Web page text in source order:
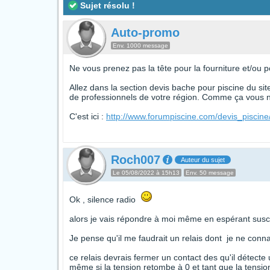
Sujet résolu !
Auto-promo
Env. 1000 message
Ne vous prenez pas la tête pour la fourniture et/ou
Allez dans la section devis bache pour piscine du
de professionnels de votre région. Comme ça
C'est ici : http://www.forumpiscine.com/
Roch007 Auteur du sujet
Le 05/08/2022 à 15h13 Env. 50 message
Ok , silence radio
alors je vais répondre à moi même en espérant
Je pense qu'il me faudrait un relais dont je ne
ce relais devrais fermer un contact des qu'il
même si la tension retombe à 0 et tant que la